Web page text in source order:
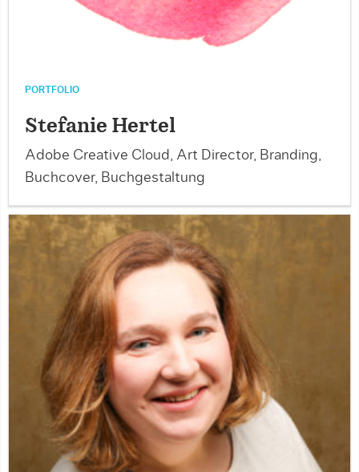
PORTFOLIO
Stefanie Hertel
Adobe Creative Cloud, Art Director, Branding,
Buchcover, Buchgestaltung